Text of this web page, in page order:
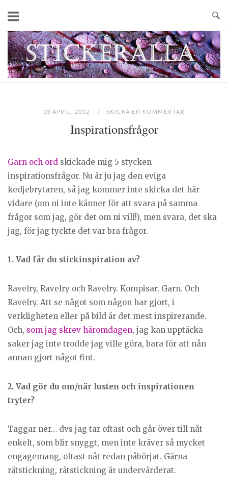
content
Home
23 APRIL, 2012 SKICKA EN KOMMENTAR
Inspirationsfrågor
Garn och ord skickade mig 5 stycken
inspirationsfrågor. Nu är ju jag den eviga
kedjebrytaren, så jag kommer inte skicka det här
vidare (om ni inte känner för att svara på samma
frågor som jag, gör det om ni vill!), men svara, det ska
jag, för jag tyckte det var bra frågor.
1. Vad får du stickinspiration av?
Ravelry, Ravelry och Ravelry. Kompisar. Garn. Och
Ravelry. Att se något som någon har gjort, i
verkligheten eller på bild är det mest inspirerande.
Och, som jag skrev häromdagen, jag kan upptäcka
saker jag inte trodde jag ville göra, bara för att nån
annan gjort något fint.
2. Vad gör du om/när lusten och inspirationen
tryter?
Taggar ner… dvs jag tar oftast och går över till nåt
enkelt, som blir snyggt, men inte kräver så mycket
engagemang, oftast nåt redan påbörjat. Gärna
rätstickning, rätstickning är undervärderat.